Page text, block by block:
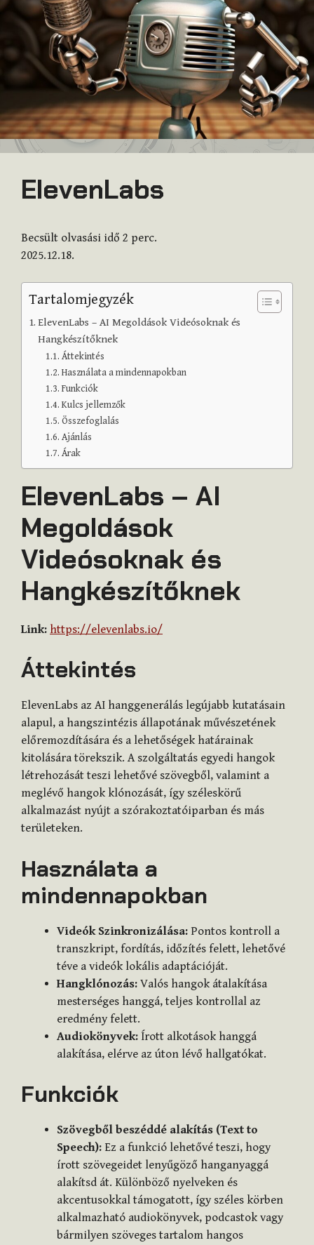
ElevenLabs
Becsült olvasási idő 2 perc.
2025.12.18.
Tartalomjegyzék
ElevenLabs – AI Megoldások Videósoknak és
Hangkészítőknek
Áttekintés
Használata a mindennapokban
Funkciók
Kulcs jellemzők
Összefoglalás
Ajánlás
Árak
ElevenLabs – AI
Megoldások
Videósoknak és
Hangkészítőknek
Link: https://elevenlabs.io/
Áttekintés
ElevenLabs az AI hanggenerálás legújabb kutatásain
alapul, a hangszintézis állapotának művészetének
előremozdítására és a lehetőségek határainak
kitolására törekszik. A szolgáltatás egyedi hangok
létrehozását teszi lehetővé szövegből, valamint a
meglévő hangok klónozását, így széleskörű
alkalmazást nyújt a szórakoztatóiparban és más
területeken.
Használata a
mindennapokban
Videók Szinkronizálása: Pontos kontroll a
transzkript, fordítás, időzítés felett, lehetővé
téve a videók lokális adaptációját.
Hangklónozás: Valós hangok átalakítása
mesterséges hanggá, teljes kontrollal az
eredmény felett.
Audiokönyvek: Írott alkotások hanggá
alakítása, elérve az úton lévő hallgatókat.
Funkciók
Szövegből beszéddé alakítás (Text to
Speech): Ez a funkció lehetővé teszi, hogy
írott szövegeidet lenyűgöző hanganyaggá
alakítsd át. Különböző nyelveken és
akcentusokkal támogatott, így széles körben
alkalmazható audiokönyvek, podcastok vagy
bármilyen szöveges tartalom hangos